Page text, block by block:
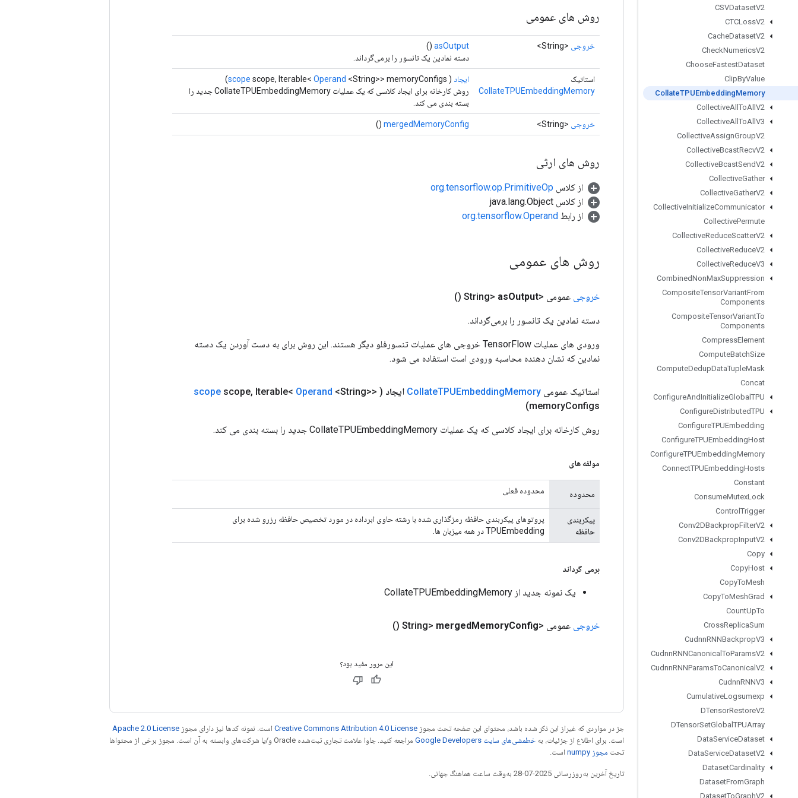
CSVDatasetV2
CTCLossV2
CacheDatasetV2
CheckNumericsV2
ChooseFastestDataset
ClipByValue
CollateTPUEmbeddingMemory
CollectiveAll ToAll V2
CollectiveAll ToAll V3
CollectiveAssignGroupV2
CollectiveBcastRecvV2
CollectiveBcastSendV2
CollectiveGather
CollectiveGatherV2
CollectiveInitializeCommunicator
CollectivePermute
CollectiveReduceScatterV2
CollectiveReduceV2
CollectiveReduceV3
CombinedNonMaxSuppression
CompositeTensorVariantFrom
Components
CompositeTensorVariantTo
Components
CompressElement
ComputeBatchSize
ComputeDedupDataTupleMask
Concat
ConfigureAndInitializeGlobal TPU
ConfigureDistributedTPU
ConfigureTPUEmbedding
ConfigureTPUEmbeddingHost
ConfigureTPUEmbeddingMemory
ConnectTPUEmbeddingHosts
Constant
ConsumeMutexLock
Control Trigger
Conv2DBackpropFilterV2
Conv2DBackpropInputV2
Copy
CopyHost
CopyToMesh
CopyToMeshGrad
CountUpTo
CrossReplicaSum
CudnnRNNBackpropV3
CudnnRNNCanonical ToParamsV2
CudnnRNNParamsToCanonical V2
CudnnRNNV3
CumulativeLogsumexp
DTensorRestoreV2
DTensorSetGlobal TPUArray
DataServiceDataset
DataServiceDatasetV2
DatasetCardinality
DatasetFromGraph
DatasetToGraphV2
روش های عمومی
خروجی <String>
asOutput
()
دسته نمادین یک تانسور را برمی‌گرداند.
استاتیک
CollateTPUEmbeddingMemory
ایجاد (
scope scope, Iterable< Operand <String>> memoryConfigs)
روش کارخانه برای ایجاد کلاسی که یک عملیات CollateTPUEmbeddingMemory جدید را
بسته بندی می کند.
خروجی <String>
mergedMemoryConfig
()
روش های ارثی
از کلاس org.tensorflow.op.PrimitiveOp
از کلاس java.lang.Object
از رابط org.tensorflow.Operand
روش های عمومی
خروجی عمومی <String> asOutput
()
دسته نمادین یک تانسور را برمی‌گرداند.
ورودی های عملیات TensorFlow خروجی های عملیات تنسورفلو دیگر هستند. این روش برای به دست آوردن یک دسته
نمادین که نشان دهنده محاسبه ورودی است استفاده می شود.
استاتیک عمومی CollateTPUEmbeddingMemory ایجاد (
scope scope, Iterable< Operand <String>>
memoryConfigs)
روش کارخانه برای ایجاد کلاسی که یک عملیات CollateTPUEmbeddingMemory جدید را بسته بندی می کند.
مولفه های
محدوده محدوده فعلی
پیکربندی
حافظه
پروتوهای پیکربندی حافظه رمزگذاری شده با رشته حاوی ابرداده در مورد تخصیص حافظه رزرو شده برای
TPUEmbedding در همه میزبان ها.
برمی گرداند
یک نمونه جدید از CollateTPUEmbeddingMemory
خروجی عمومی <String> mergedMemoryConfig
()
این مرور مفید بود؟
جز در مواردی که غیراز این ذکر شده باشد، محتوای این صفحه تحت مجوز Creative Commons Attribution 4.0 License است. نمونه کدها نیز دارای مجوز Apache 2.0 License
است. برای اطلاع از جزئیات، به خطمشی‌های سایت Google Developers‏
مراجعه کنید. جاوا علامت تجاری ثبت‌شده Oracle و/یا شرکت‌های وابسته به آن است. مجوز برخی از محتواها
تحت مجوز numpy‏ است.
تاریخ آخرین به‌روزرسانی 2025-07-28 به‌وقت ساعت هماهنگ جهانی.